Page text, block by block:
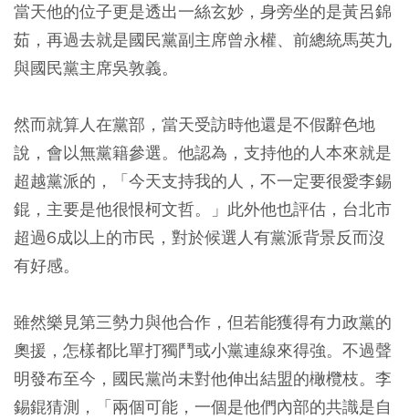
當天他的位子更是透出一絲玄妙，身旁坐的是黃呂錦
茹，再過去就是國民黨副主席曾永權、前總統馬英九
與國民黨主席吳敦義。
然而就算人在黨部，當天受訪時他還是不假辭色地
說，會以無黨籍參選。他認為，支持他的人本來就是
超越黨派的，「今天支持我的人，不一定要很愛李錫
錕，主要是他很恨柯文哲。」此外他也評估，台北市
超過6成以上的市民，對於候選人有黨派背景反而沒
有好感。
雖然樂見第三勢力與他合作，但若能獲得有力政黨的
奧援，怎樣都比單打獨鬥或小黨連線來得強。不過聲
明發布至今，國民黨尚未對他伸出結盟的橄欖枝。李
錫錕猜測，「兩個可能，一個是他們內部的共識是自